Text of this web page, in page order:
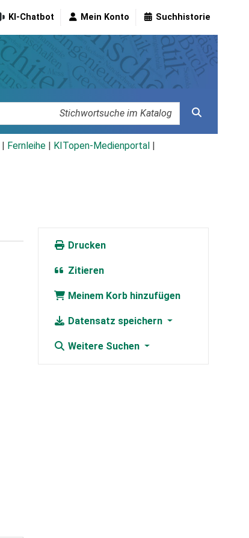
KI-Chatbot Mein Konto Suchhistorie
Fernleihe KITopen-Medienportal
Drucken
Zitieren
Meinem Korb hinzufügen
Datensatz speichern
Weitere Suchen